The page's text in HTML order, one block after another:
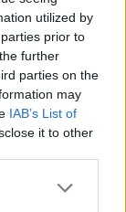
utilized by
prior to
further
parties on the
may
IAB’s List of
it to other
more Google
+39
di